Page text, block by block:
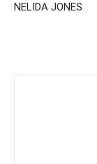
NELIDA JONES